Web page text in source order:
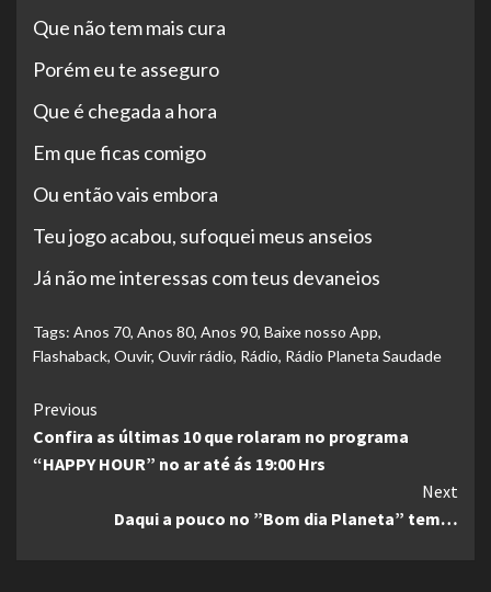
Que não tem mais cura
Porém eu te asseguro
Que é chegada a hora
Em que ficas comigo
Ou então vais embora
Teu jogo acabou, sufoquei meus anseios
Já não me interessas com teus devaneios
Tags: Anos 70, Anos 80, Anos 90, Baixe nosso App,
Flashaback, Ouvir, Ouvir rádio, Rádio, Rádio Planeta Saudade
Continue
Reading
Previous
Confira as últimas 10 que rolaram no programa
“HAPPY HOUR” no ar até ás 19:00 Hrs
Next
Daqui a pouco no ”Bom dia Planeta” tem…